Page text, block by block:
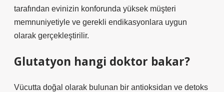
tarafından evinizin konforunda yüksek müşteri
memnuniyetiyle ve gerekli endikasyonlara uygun
olarak gerçekleştirilir.
Glutatyon hangi doktor bakar?
Vücutta doğal olarak bulunan bir antioksidan ve detoks